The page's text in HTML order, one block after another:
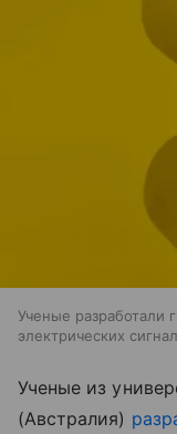
Ученые разработали
электрических
Ученые из
(Австралия)